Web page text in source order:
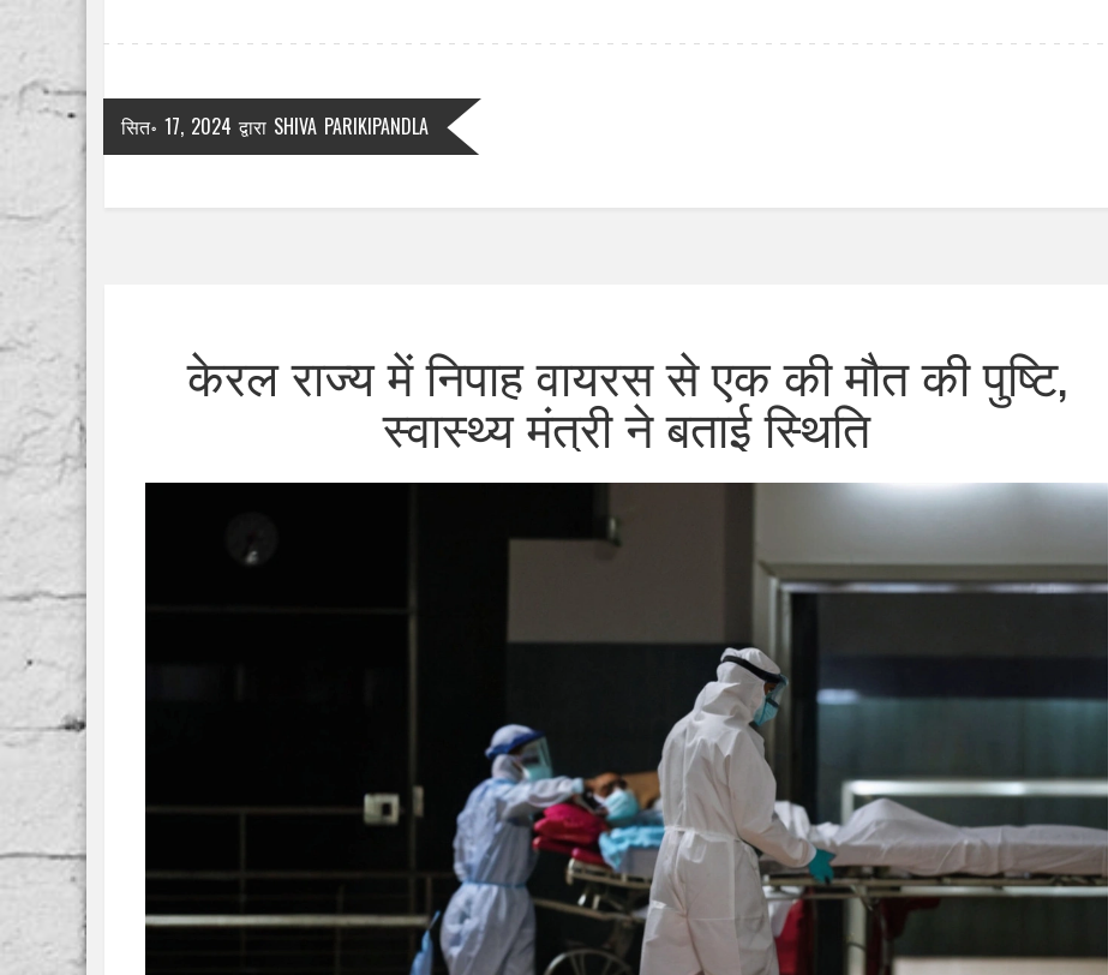
सित॰ 17, 2024 द्वारा SHIVA PARIKIPANDLA
केरल राज्य में निपाह वायरस से एक की मौत की पुष्टि,
स्वास्थ्य मंत्री ने बताई स्थिति